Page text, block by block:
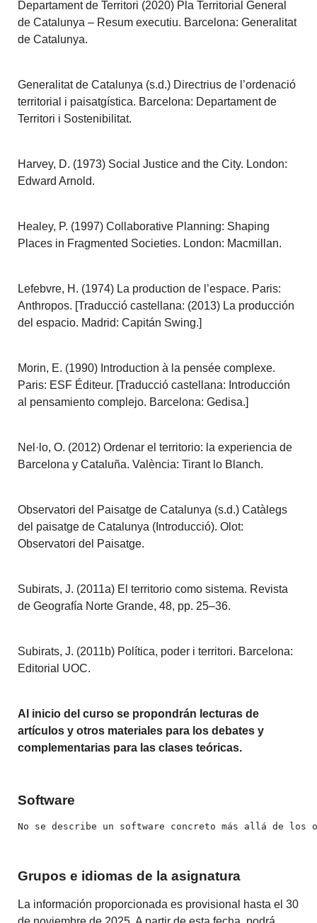
Departament de Territori (2020) Pla Territorial General
de Catalunya – Resum executiu. Barcelona: Generalitat
de Catalunya.
Generalitat de Catalunya (s.d.) Directrius de l’ordenació
territorial i paisatgística. Barcelona: Departament de
Territori i Sostenibilitat.
Harvey, D. (1973) Social Justice and the City. London:
Edward Arnold.
Healey, P. (1997) Collaborative Planning: Shaping
Places in Fragmented Societies. London: Macmillan.
Lefebvre, H. (1974) La production de l’espace. Paris:
Anthropos. [Traducció castellana: (2013) La producción
del espacio. Madrid: Capitán Swing.]
Morin, E. (1990) Introduction à la pensée complexe.
Paris: ESF Éditeur. [Traducció castellana: Introducción
al pensamiento complejo. Barcelona: Gedisa.]
Nel·lo, O. (2012) Ordenar el territorio: la experiencia de
Barcelona y Cataluña. València: Tirant lo Blanch.
Observatori del Paisatge de Catalunya (s.d.) Catàlegs
del paisatge de Catalunya (Introducció). Olot:
Observatori del Paisatge.
Subirats, J. (2011a) El territorio como sistema. Revista
de Geografía Norte Grande, 48, pp. 25–36.
Subirats, J. (2011b) Política, poder i territori. Barcelona:
Editorial UOC.
Al inicio del curso se propondrán lecturas de
artículos y otros materiales para los debates y
complementarias para las clases teóricas.
Software
No se describe un software concreto más allá de
Grupos e idiomas de la asignatura
La información proporcionada es provisional hasta el 30